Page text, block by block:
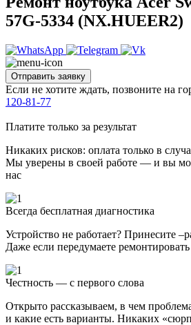
57G-5334 (NX.HUEER2)
Отправить заявку
Если не хотите ждать, позвоните на
120-81-77
Платите только за результат
Никаких рисков: оплата только в
Мы уверены в своей работе — и вы
нас
Всегда бесплатная диагностика
Устройство не работает? Принесите
Даже если передумаете ремонтировать
Честность — с первого слова
Открыто рассказываем, в чем
и какие есть варианты. Никаких